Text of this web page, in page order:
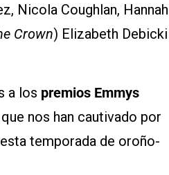
Nicola Coughlan, Hannah
Crown) Elizabeth Debicki
a los premios Emmys
nos han cautivado por
temporada de oroño-